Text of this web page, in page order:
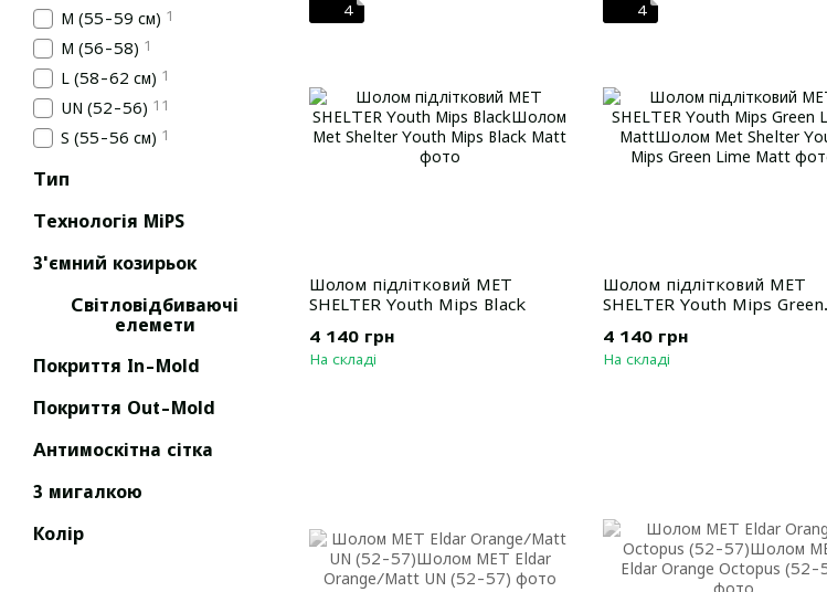
4
Шолом підлітковий MET
SHELTER Youth Mips Black
4 140 грн
На складі
4
Шолом підлітковий MET
SHELTER Youth Mips Green
4 140 грн
На складі
M (55-59 см) 1
M (56-58) 1
L (58-62 см) 1
UN (52-56) 11
S (55-56 см) 1
Тип
Технологія MiPS
З'ємний козирьок
Світловідбиваючі
елемети
Покриття In-Mold
Покриття Out-Mold
Антимоскітна сітка
З мигалкою
Колір